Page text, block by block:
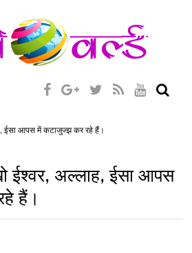
ईश्वर, अल्लाह, ईसा आपस
हैं।